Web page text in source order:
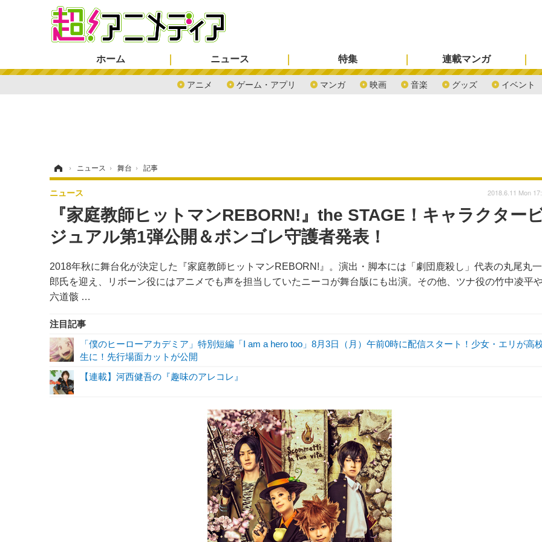
ホーム ニュース
アニメ ゲーム・アプリ マンガ 映画 音楽 グッズ イベント
特集 連載マンガ
› ニュース › 舞台 › 記事
『家庭教師ヒットマンREBORN!』the STAGE！キャラクター
ジュアル第1弾公開＆ボンゴレ守護者発表！
2018年秋に舞台化が決定した『家庭教師ヒットマンREBORN!』。演出・脚本には「劇団鹿殺し」代表の丸尾丸一
郎氏を迎え、リボーン役にはアニメでも声を担当していたニーコが舞台版にも出演。その他、ツナ役の竹中凌平
六道骸 …
ニュース 2018.6.11 Mon
注目記事
「僕のヒーローアカデミア」特別短編「I am a hero too」8月3日（月）午前0時に配信スタート！少女・エリが高
生に！先行場面カットが公開
【連載】河西健吾の『趣味のアレコレ』